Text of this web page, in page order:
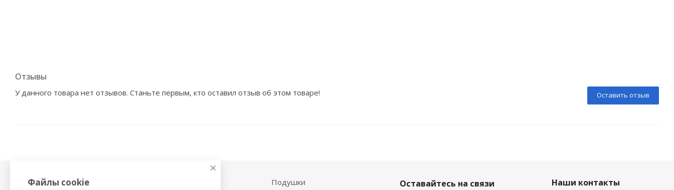
Отзывы
Оставить отзыв
У данного товара нет отзывов. Станьте первым, кто оставил отзыв об этом товаре!
Физиотерапия,
Подушки Оставайтесь на связи Наши контакты
Файлы cookie